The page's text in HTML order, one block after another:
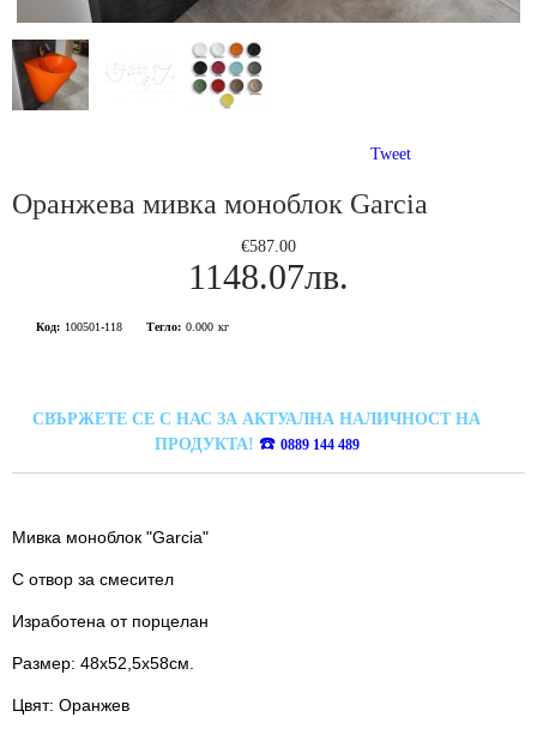
Tweet
Оранжева мивка моноблок Garcia
€587.00
1148.07лв.
Код: 100501-118 Тегло: 0.000 кг
СВЪРЖЕТЕ СЕ С НАС ЗА АКТУАЛНА НАЛИЧНОСТ НА
ПРОДУКТА! ☎️ 0889 144 489
Мивка моноблок "Garcia"
С отвор за смесител
Изработена от порцелан
Размер: 48х52,5х58см.
Цвят: Оранжев